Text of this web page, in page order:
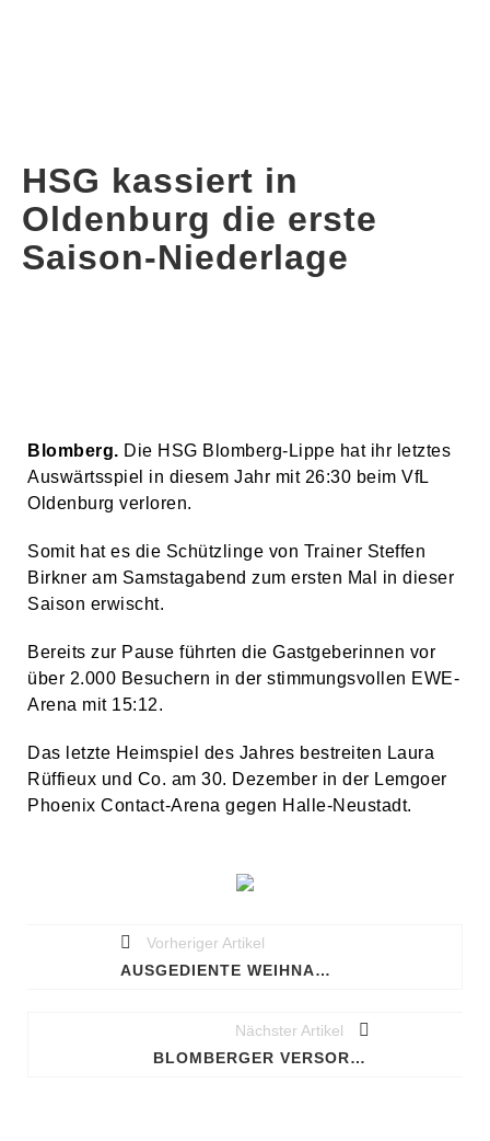
HSG kassiert in
Oldenburg die erste
Saison-Niederlage
Blomberg. Die HSG Blomberg-Lippe hat ihr letztes
Auswärtsspiel in diesem Jahr mit 26:30 beim VfL
Oldenburg verloren.
Somit hat es die Schützlinge von Trainer Steffen
Birkner am Samstagabend zum ersten Mal in dieser
Saison erwischt.
Bereits zur Pause führten die Gastgeberinnen vor
über 2.000 Besuchern in der stimmungsvollen EWE-
Arena mit 15:12.
Das letzte Heimspiel des Jahres bestreiten Laura
Rüffieux und Co. am 30. Dezember in der Lemgoer
Phoenix Contact-Arena gegen Halle-Neustadt.
Vorheriger Artikel
AUSGEDIENTE WEIHNACHTSBÄUME WERDEN EINGESAMMELT
Nächster Artikel
BLOMBERGER VERSORGUNGSBETRIEBE MIT NACHHALTIGKEITSOFFENSIVE